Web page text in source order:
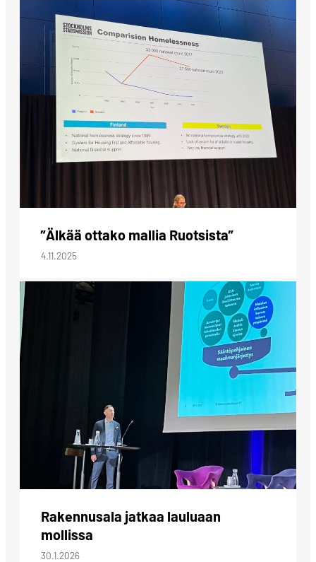
”Älkää ottako mallia Ruotsista”
4.11.2025
Rakennusala jatkaa lauluaan
mollissa
30.1.2026